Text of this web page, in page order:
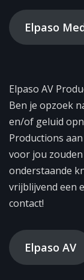
Elpaso
Elpaso AV
Ben je opzoek
en/of geluid
Productions
voor jou
onderstaande
vrijblijvend een
contact!
Elpaso AV